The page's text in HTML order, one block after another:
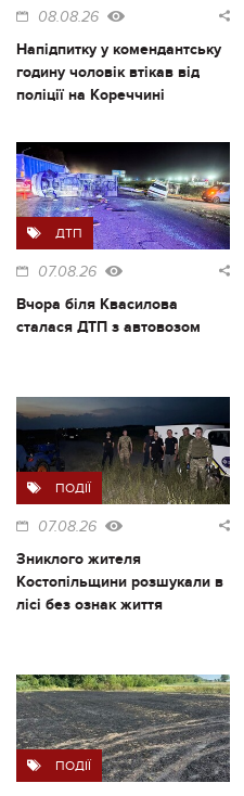
08.08.26
Напідпитку у комендантську
годину чоловік втікав від
поліції на Кореччині
ДТП
07.08.26
Вчора біля Квасилова
сталася ДТП з автовозом
ПОДІЇ
07.08.26
Зниклого жителя
Костопільщини розшукали в
лісі без ознак життя
ПОДІЇ